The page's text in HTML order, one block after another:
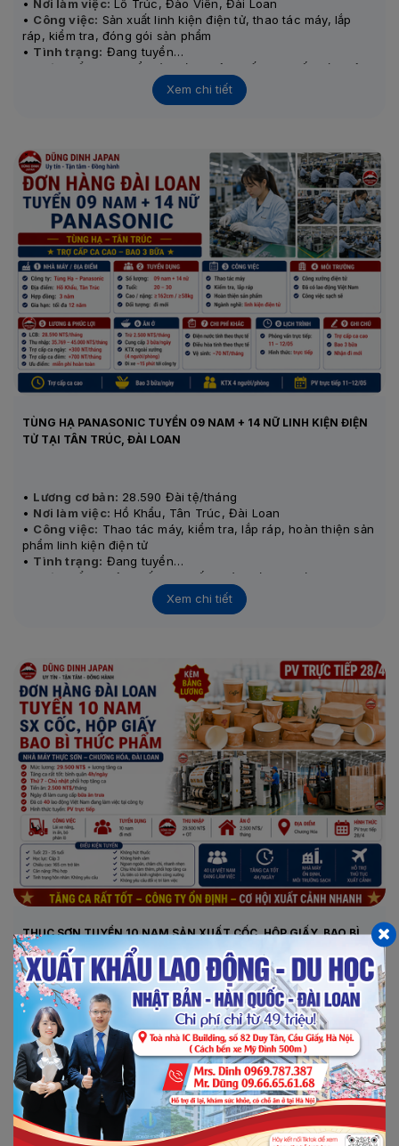
• Nơi làm việc: Lô Trúc, Đào Viên, Đài Loan
• Công việc: Sản xuất linh kiện điện tử, thao tác máy, lắp
ráp, kiểm tra, đóng gói sản phẩm
• Tình trạng: Đang tuyển
Thi tuyển:
Sơ tuyển từ 20/4, phỏng vấn trực tiếp với chủ
Xem chi tiết
TÙNG HẠ PANASONIC TUYỂN 09 NAM + 14 NỮ LINH KIỆN ĐIỆN
TỬ TẠI TÂN TRÚC, ĐÀI LOAN
• Lương cơ bản: 28.590 Đài tệ/tháng
• Nơi làm việc: Hồ Khẩu, Tân Trúc, Đài Loan
• Công việc: Thao tác máy, kiểm tra, lắp ráp, hoàn thiện sản
phẩm linh kiện điện tử
• Tình trạng: Đang tuyển
Thi tuyển:
Phỏng vấn trực tiếp ngày 11/05 – 12/05
Xem chi tiết
THỤC SƠN TUYỂN 10 NAM SẢN XUẤT CỐC, HỘP GIẤY, BAO BÌ
THỰC PHẨM TẠI CHƯƠNG HÓA, ĐÀI LOAN
• Lương cơ bản:
29.500 Đài tệ/tháng
•Nơi làm việc:Chương Hóa, Đài Loan
•Công việc:Sản xuất cốc giấy, hộp giấy, bao bì thực phẩm;
lái xe nâng, in ấn, bộ phận lò
•Tình trạng:Đang tuyển
•Thi tuyển: Phỏng vấn trực tiếp ngày 28/4
Xem chi tiết